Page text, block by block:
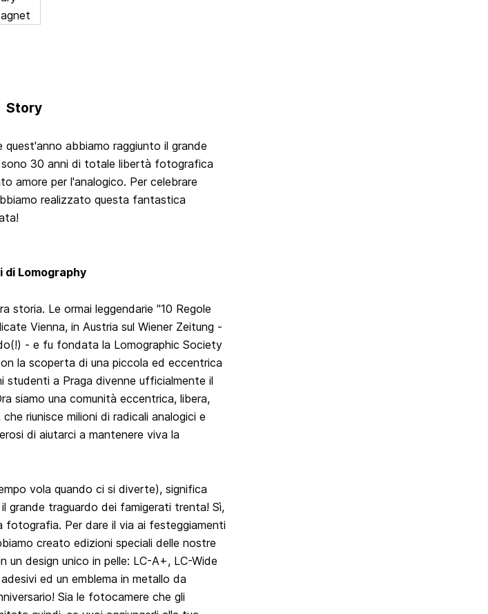
Story
abbiamo raggiunto il grande
30 anni di totale libertà fotografica
amore per l'analogico. Per celebrare
realizzato questa fantastica
di Lomography
storia. Le ormai leggendarie "10 Regole
Vienna, in Austria sul Wiener Zeitung -
- e fu fondata la Lomographic Society
la scoperta di una piccola ed eccentrica
a Praga divenne ufficialmente il
siamo una comunità eccentrica, libera,
riunisce milioni di radicali analogici e
di aiutarci a mantenere viva la
vola quando ci si diverte), significa
grande traguardo dei famigerati trenta! Sì,
Per dare il via ai festeggiamenti
creato edizioni speciali delle nostre
un design unico in pelle: LC-A+, LC-Wide
ed un emblema in metallo da
Sia le fotocamere che gli